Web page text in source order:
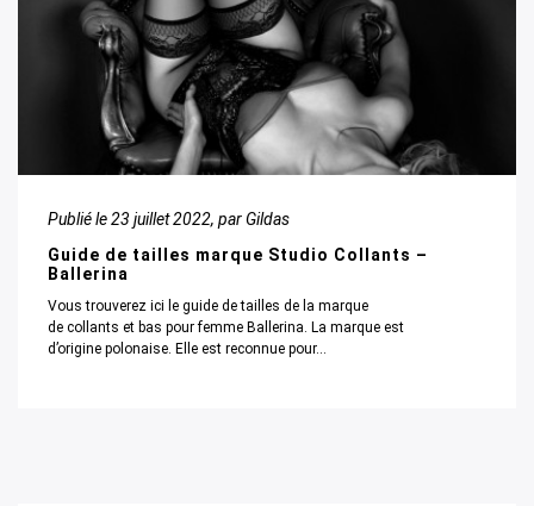
Publié le23 juillet 2022, par Gildas
Guide de tailles marque Studio Collants –
Ballerina
Vous trouverez ici le guide de tailles de la marque
de collants et bas pour femme Ballerina. La marque est
d’origine polonaise. Elle est reconnue pour...